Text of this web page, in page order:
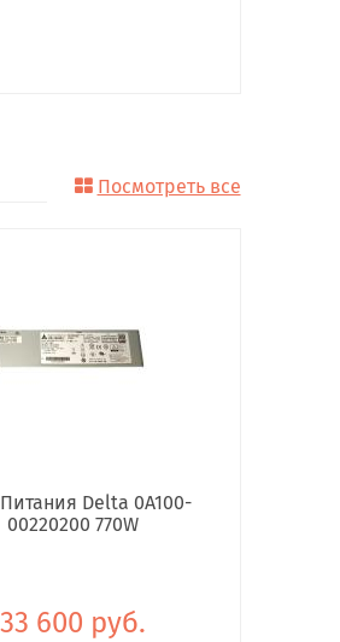
Посмотреть все
Delta 0A100-
00220200 770W
33 600 руб.